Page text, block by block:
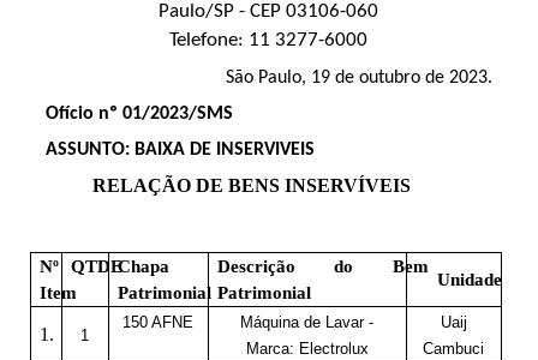
Paulo/SP - CEP 03106-060
Telefone: 11 3277-6000
São Paulo, 19 de outubro de 2023.
Ofício nº 01/2023/SMS
ASSUNTO: BAIXA DE INSERVIVEIS
RELAÇÃO DE BENS INSERVÍVEIS
Nº
Item
QTDEChapa
Patrimonial
Descrição do Bem
Patrimonial
Unidade
1. 1
150 AFNE
Máquina de Lavar -
Marca: Electrolux
Uaij
Cambuci